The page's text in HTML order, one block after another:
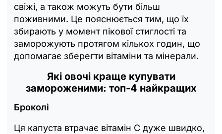
свіжі, а також можуть бути більш
поживними. Це пояснюється тим, що їх
збирають у момент пікової стиглості та
заморожують протягом кількох годин, що
допомагає зберегти вітаміни та мінерали.
Які овочі краще купувати
замороженими: топ-4 найкращих
Броколі
Ця капуста втрачає вітамін С дуже швидко,